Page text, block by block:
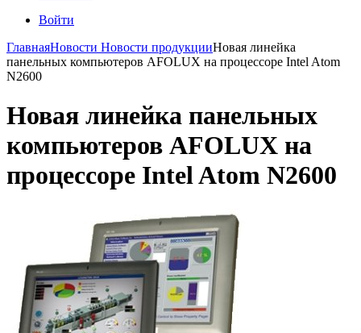
Войти
ГлавнаяНовости Новости продукцииНовая линейка
панельных компьютеров AFOLUX на процессоре Intel Atom
N2600
Новая линейка панельных
компьютеров AFOLUX на
процессоре Intel Atom N2600